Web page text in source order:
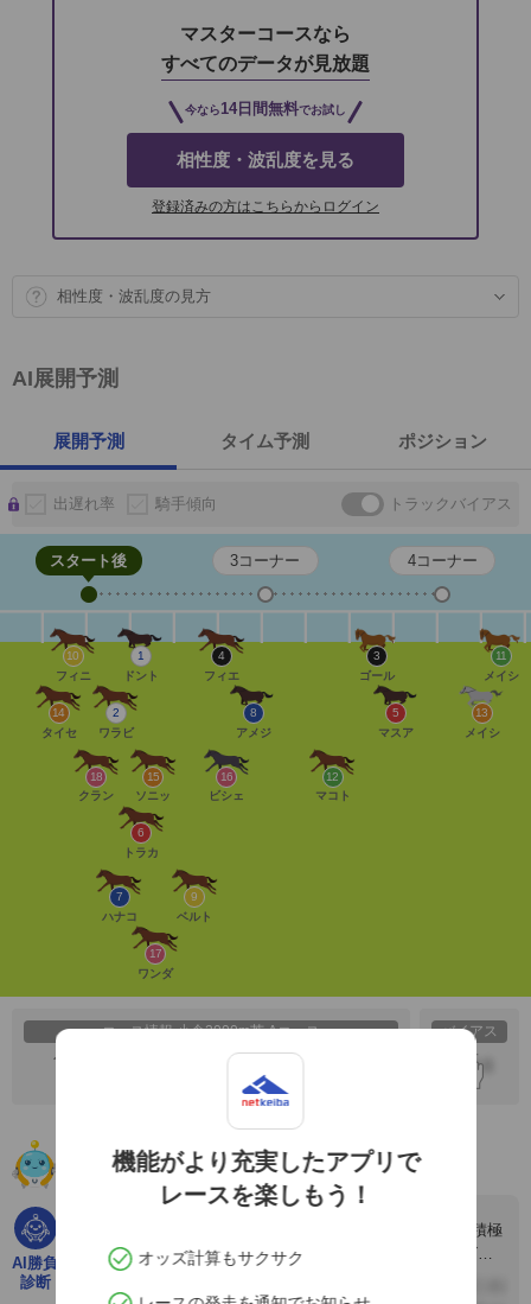
マスターコースなら
すべてのデータが見放題
今なら14日間無料でお試し
相性度・波乱度を見る
登録済みの方はこちらからログイン
相性度・波乱度の見方
AI展開予測
展開予測 タイム予測 ポジション
出遅れ率 騎手傾向 トラックバイアス
スタート後 3コーナー 4コーナー
10
フィニ
14
タイセ
18
クラン
1
ドント
2
ワラビ
6
トラカ
7
ハナコ
15
ソニッ
17
ワンダ
4
フィエ
8
アメジ
9
ベルト
16
ビシェ
3
ゴール
5
マスア
12
マコト
11
メイシ
13
メイシ
コース情報 小倉2000m芝 Aコース
ペース 推定前半3F
バイアス
AIによるこのレースの見解・推奨馬
AI勝負
診断
このレースはスローペースが予想されるため、前半から積極
的に動ける馬が有利な展開となりそうです。18.クランズク
機能がより充実したアプリで
レースを楽しもう！
オッズ計算もサクサク